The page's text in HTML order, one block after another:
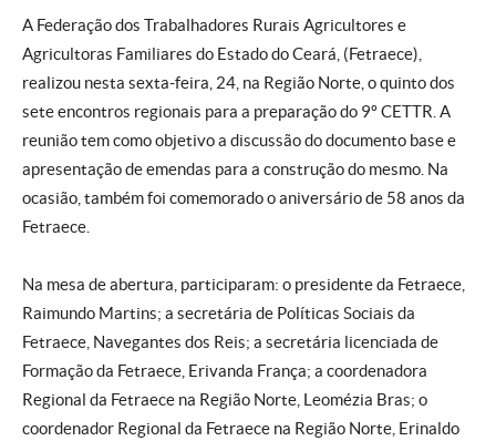
A Federação dos Trabalhadores Rurais Agricultores e
Agricultoras Familiares do Estado do Ceará, (Fetraece),
realizou nesta sexta-feira, 24, na Região Norte, o quinto dos
sete encontros regionais para a preparação do 9º CETTR. A
reunião tem como objetivo a discussão do documento base e
apresentação de emendas para a construção do mesmo. Na
ocasião, também foi comemorado o aniversário de 58 anos da
Fetraece.
Na mesa de abertura, participaram: o presidente da Fetraece,
Raimundo Martins; a secretária de Políticas Sociais da
Fetraece, Navegantes dos Reis; a secretária licenciada de
Formação da Fetraece, Erivanda França; a coordenadora
Regional da Fetraece na Região Norte, Leomézia Bras; o
coordenador Regional da Fetraece na Região Norte, Erinaldo